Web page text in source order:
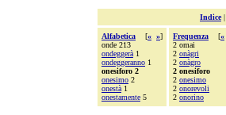
Indice|
Alfabetica [« »]
onde 213
ondeggerà 1
ondeggeranno 1
onesiforo 2
onesimo 2
onestà 1
onestamente 5
Frequenza [«
2 omai
2 onàgri
2 onàgro
2 onesiforo
2 onesimo
2 onorevoli
2 onorino